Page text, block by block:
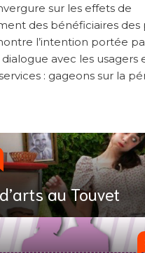
sur les effets de
des bénéficiaires des
l’intention portée
avec les usagers
: gageons sur la
au Touvet